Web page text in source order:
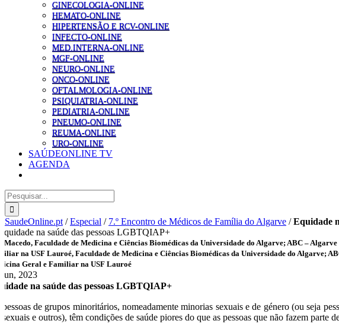
GINECOLOGIA-ONLINE
HEMATO-ONLINE
HIPERTENSÃO E RCV-ONLINE
INFECTO-ONLINE
MED.INTERNA-ONLINE
MGF-ONLINE
NEURO-ONLINE
ONCO-ONLINE
OFTALMOLOGIA-ONLINE
PSIQUIATRIA-ONLINE
PEDIATRIA-ONLINE
PNEUMO-ONLINE
REUMA-ONLINE
URO-ONLINE
SAÚDEONLINE TV
AGENDA
Pesquisar
SaudeOnline.pt /Especial / 7.º Encontro de Médicos de Família do Algarve /Equidade
Macedo, Faculdade de Medicina e Ciências Biomédicas da Universidade do Algarve; ABC –
na USF Lauroé, Faculdade de Medicina e Ciências Biomédicas da Universidade do Algarve;
Geral e Familiar na USF Lauroé
2023
na saúde das pessoas LGBTQIAP+
de grupos minoritários, nomeadamente minorias sexuais e de género (ou seja
e outros), têm condições de saúde piores do que as pessoas que não fazem parte